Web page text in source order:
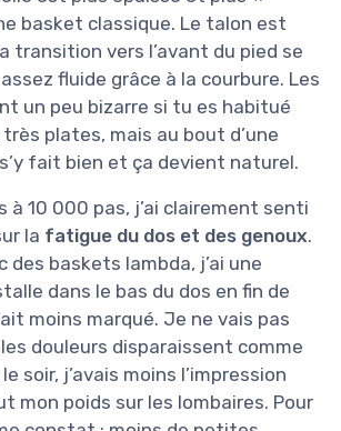
basket classique. Le talon est
transition vers l’avant du pied se
fluide grâce à la courbure. Les
un peu bizarre si tu es habitué
plates, mais au bout d’une
fait bien et ça devient naturel.
à 10 000 pas, j’ai clairement senti
la fatigue du dos et des genoux.
des baskets lambda, j’ai une
dans le bas du dos en fin de
moins marqué. Je ne vais pas
douleurs disparaissent comme
soir, j’avais moins l’impression
mon poids sur les lombaires. Pour